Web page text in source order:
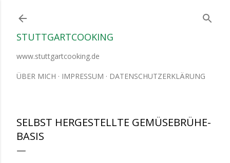
STUTTGARTCOOKING
www.stuttgartcooking.de
ÜBER MICH IMPRESSUM DATENSCHUTZERKLÄRUNG
SELBST HERGESTELLTE GEMÜSEBRÜHE-
BASIS